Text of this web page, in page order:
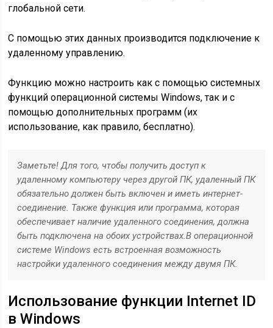
глобальной сети.
С помощью этих данных производится подключение к
удаленному управлению.
Функцию можно настроить как с помощью системных
функций операционной системы Windows, так и с
помощью дополнительных программ (их
использование, как правило, бесплатно).
Заметьте! Для того, чтобы получить доступ к
удаленному компьютеру через другой ПК, удаленный ПК
обязательно должен быть включен и иметь интернет-
соединение. Также функция или программа, которая
обеспечивает наличие удаленного соединения, должна
быть подключена на обоих устройствах.В операционной
системе Windows есть встроенная возможность
настройки удаленного соединения между двумя ПК.
Использование функции Internet ID
в Windows